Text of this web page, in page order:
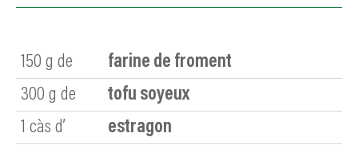
150 g de
farine de froment
300 g de
tofu soyeux
1 càs d’
estragon